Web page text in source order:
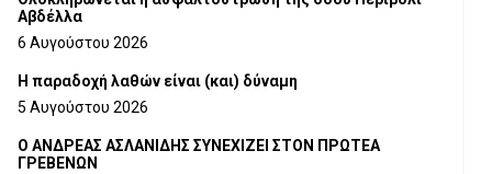
Αβδέλλα
6 Αυγούστου 2026
H παραδοχή λαθών είναι (και) δύναμη
5 Αυγούστου 2026
Ο ΑΝΔΡΕΑΣ ΑΣΛΑΝΙΔΗΣ ΣΥΝΕΧΙΖΕΙ ΣΤΟΝ ΠΡΩΤΕΑ
ΓΡΕΒΕΝΩΝ